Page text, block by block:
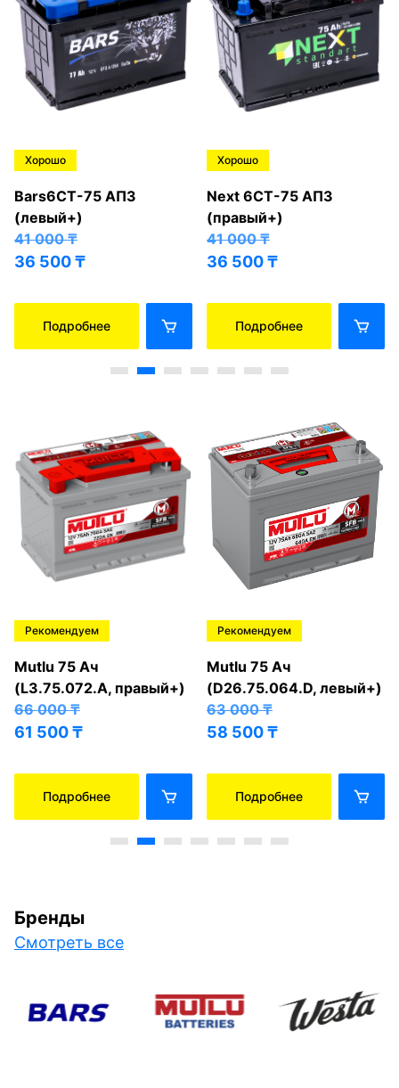
Хорошо
Bars6СТ-75 АПЗ
(левый+)
41 000₸
36 500₸
Подробнее
Хорошо
Next 6СТ-75 АПЗ
(правый+)
41 000₸
36 500₸
Подробнее
Рекомендуем
Mutlu 75 Ач
(L3.75.072.A, правый+)
66 000₸
61 500₸
Подробнее
Рекомендуем
Mutlu 75 Ач
(D26.75.064.D, левый+)
63 000₸
58 500₸
Подробнее
Бренды
Смотреть все